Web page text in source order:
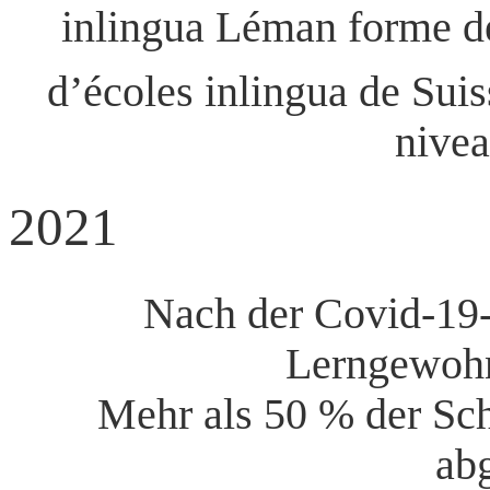
inlingua Léman forme
d’écoles inlingua de
2021
Nach der Covid-
Mehr als 50 % der